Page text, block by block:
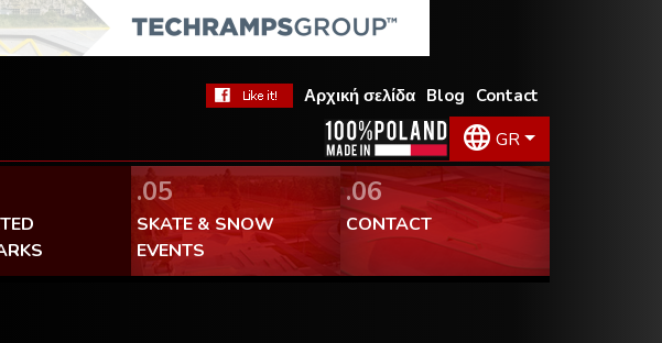
Contact
Blog
Αρχική σελίδα
GR
.05
SKATE & SNOW
EVENTS
.06
CONTACT